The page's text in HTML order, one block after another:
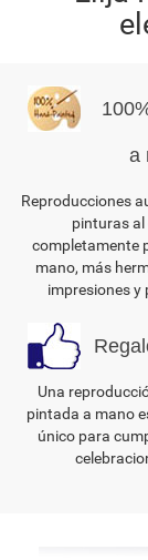
a
Reproducciones
pinturas al
completamente
mano, más
impresiones y
Una
pintada a mano
único para